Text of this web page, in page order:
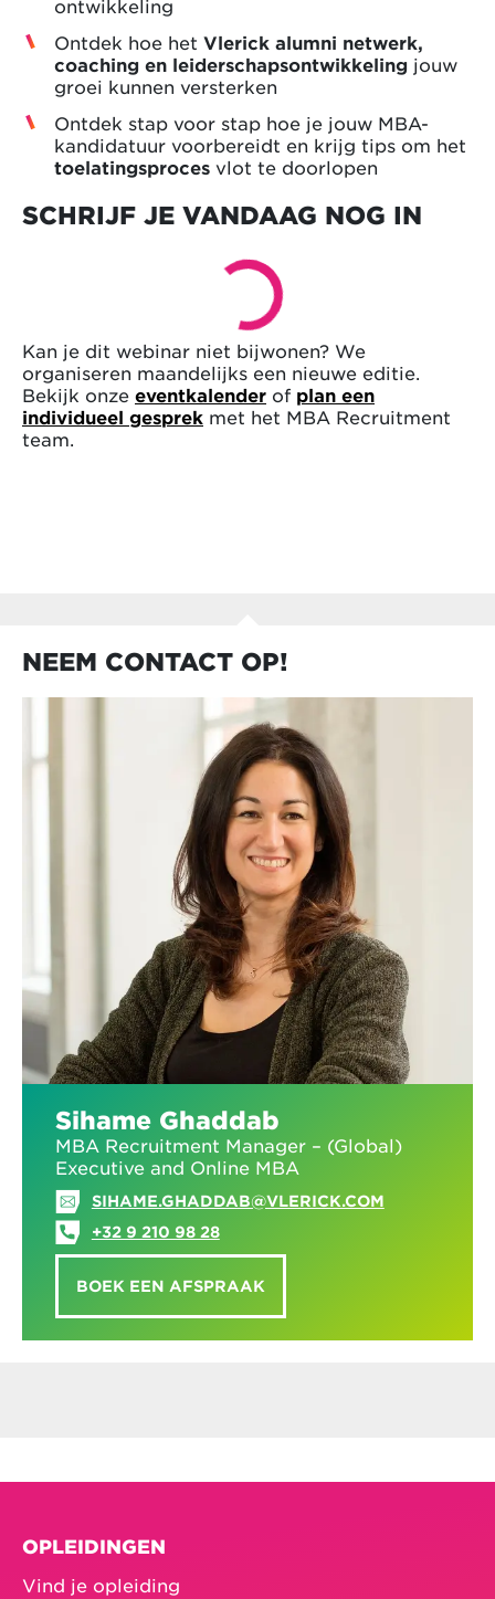
ontwikkeling
Ontdek hoe het Vlerick alumni netwerk,
coaching en leiderschapsontwikkelingjouw
groei kunnen versterken
Ontdek stap voor stap hoe je jouw MBA-
kandidatuur voorbereidt en krijg tips om het
toelatingsprocesvlot te doorlopen
SCHRIJF JE VANDAAG NOG IN
Kan je dit webinar niet bijwonen? We
organiseren maandelijks een nieuwe editie.
Bekijk onze eventkalender of plan een
individueel gesprek met het MBA Recruitment
team.
NEEM CONTACT OP!
Sihame Ghaddab
MBA Recruitment Manager – (Global)
Executive and Online MBA
SIHAME.GHADDAB@VLERICK.COM
+32 9 210 98 28
BOEK EEN AFSPRAAK
OPLEIDINGEN
Vind je opleiding